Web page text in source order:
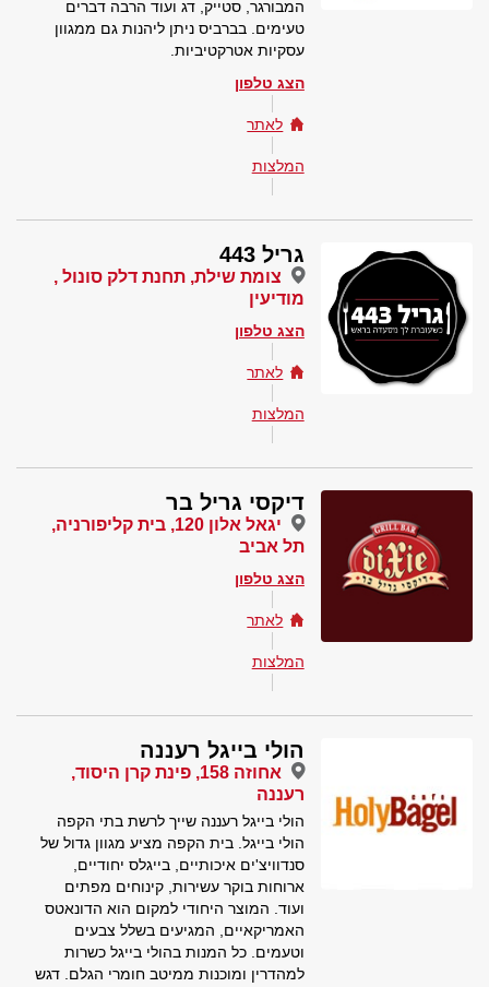
המבורגר, סטייק, דג ועוד הרבה דברים
טעימים. בברביס ניתן ליהנות גם ממגוון
עסקיות אטרקטיביות.
הצג טלפון
לאתר
המלצות
גריל 443
צומת שילת, תחנת דלק סונול ,
מודיעין
הצג טלפון
לאתר
המלצות
דיקסי גריל בר
יגאל אלון 120, בית קליפורניה,
תל אביב
הצג טלפון
לאתר
המלצות
הולי בייגל רעננה
אחוזה 158, פינת קרן היסוד,
רעננה
הולי בייגל רעננה שייך לרשת בתי הקפה
הולי בייגל. בית הקפה מציע מגוון גדול של
סנדוויצ'ים איכותיים, בייגלס יחודיים,
ארוחות בוקר עשירות, קינוחים מפתים
ועוד. המוצר היחודי למקום הוא הדונאטס
האמריקאיים, המגיעים בשלל צבעים
וטעמים. כל המנות בהולי בייגל כשרות
למהדרין ומוכנות ממיטב חומרי הגלם. דגש